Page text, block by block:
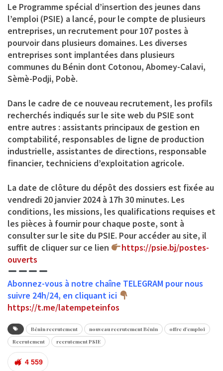
Le Programme spécial d’insertion des jeunes dans
l’emploi (PSIE) a lancé, pour le compte de plusieurs
entreprises, un recrutement pour 107 postes à
pourvoir dans plusieurs domaines. Les diverses
entreprises sont implantées dans plusieurs
communes du Bénin dont Cotonou, Abomey-Calavi,
Sèmè-Podji, Pobè.
Dans le cadre de ce nouveau recrutement, les profils
recherchés indiqués sur le site web du PSIE sont
entre autres : assistants principaux de gestion en
comptabilité, responsables de ligne de production
industrielle, assistantes de directions, responsable
financier, techniciens d’exploitation agricole.
La date de clôture du dépôt des dossiers est fixée au
vendredi 20 janvier 2024 à 17h 30 minutes. Les
conditions, les missions, les qualifications requises et
les pièces à fournir pour chaque poste, sont à
consulter sur le site du PSIE. Pour accéder au site, il
suffit de cliquer sur ce lien
https://psie.bj/postes-
ouverts
Abonnez-vous à notre chaîne TELEGRAM pour nous
suivre 24h/24, en cliquant ici
https://t.me/latempeteinfos
Bénin recrutement nouveau recrutement Bénin
offre d'emploi
Recrutement
recrutement PSIE
4 559